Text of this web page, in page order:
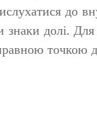
до
знаки долі.
точкою